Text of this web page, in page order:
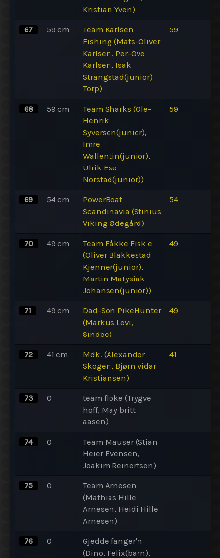
Kristian Yven)
67 59 cm
Team Karlsen
Fishing (Mats-Oliver
Karlsen, Per-Ove
Karlsen, Isak
Strangstad(junior)
Torp)
59
68 59 cm
Team Sharks (Ole-
Henrik
Syversen(junior),
Imre
Wallentin(junior),
Ulrik Ese
Norstad(junior))
59
69 54 cm
PowerBoat
Scandinavia (Stinius
Viking Ødegård)
54
70 49 cm
Team Fåkke Fisk e
(Oliver Blakkestad
Kjenner(junior),
Martin Matysiak
Johansen(junior))
49
71 49 cm
Dad-Son PikeHunter
(Markus Levi,
Sindee)
49
72 41 cm
Mdk. (Alexander
Skogen, Bjørn vidar
Kristiansen)
41
73 0
team floke (Trygve
hoff, May britt
aasen)
74 0
Team Mauser (Stian
Heier Evensen,
Joakim Reinertsen)
75 0
Team Arnesen
(Mathias Hille
Arnesen, Heidi Hille
Arnesen)
76 0
Gjedde fanger'n
(Dino, Felix(barn),